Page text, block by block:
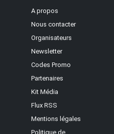
A propos
Nous contacter
Organisateurs
Newsletter
Codes Promo
Partenaires
Kit Média
Flux RSS
Mentions légales
Politique de